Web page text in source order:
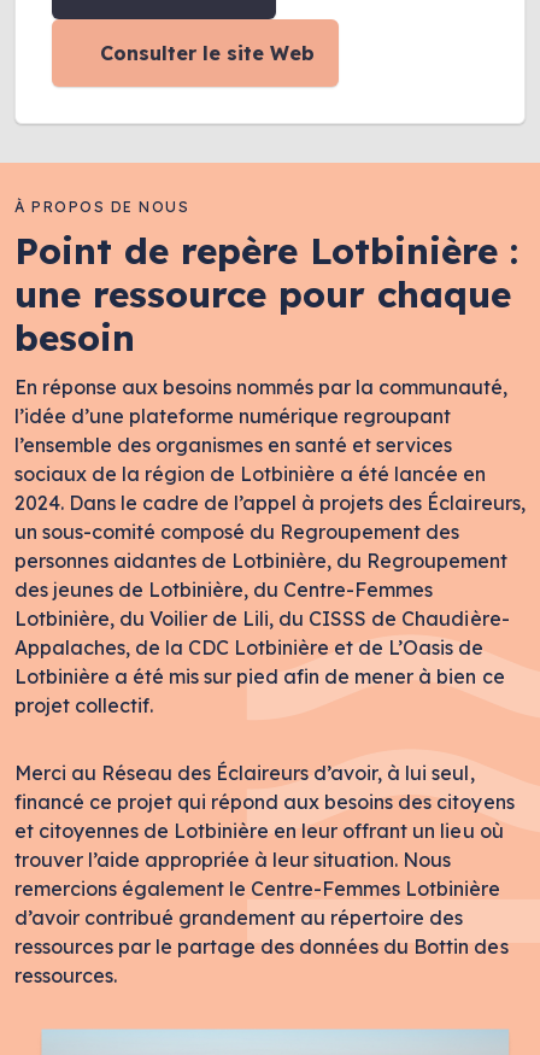
Consulter le site Web
À PROPOS DE NOUS
Point de repère Lotbinière :
une ressource pour chaque
besoin
En réponse aux besoins nommés par la communauté,
l’idée d’une plateforme numérique regroupant
l’ensemble des organismes en santé et services
sociaux de la région de Lotbinière a été lancée en
2024. Dans le cadre de l’appel à projets des Éclaireurs,
un sous-comité composé du Regroupement des
personnes aidantes de Lotbinière, du Regroupement
des jeunes de Lotbinière, du Centre-Femmes
Lotbinière, du Voilier de Lili, du CISSS de Chaudière-
Appalaches, de la CDC Lotbinière et de L’Oasis de
Lotbinière a été mis sur pied afin de mener à bien ce
projet collectif.
Merci au Réseau des Éclaireurs d’avoir, à lui seul,
financé ce projet qui répond aux besoins des citoyens
et citoyennes de Lotbinière en leur offrant un lieu où
trouver l’aide appropriée à leur situation. Nous
remercions également le Centre-Femmes Lotbinière
d’avoir contribué grandement au répertoire des
ressources par le partage des données du Bottin des
ressources.